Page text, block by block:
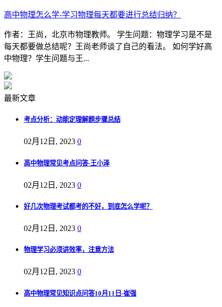
高中物理怎么学-学习物理每天都要进行总结归纳？
作者：王尚，北京市物理教师。 学生问题：物理学习是不是
每天都要做总结呢？王尚老师谈了自己的看法。 如何学好高
中物理？学生问题与王...
最新文章
考点分析：动能定理解题步骤总结
02月12日, 2023 0
高中物理常见考点问答-王小泽
02月12日, 2023 0
好几次物理考试都考的不好，到底怎么学呢？
02月12日, 2023 0
物理学习必须讲效率，注意方法
02月12日, 2023 0
高中物理常见知识点问答10月11日-崔强